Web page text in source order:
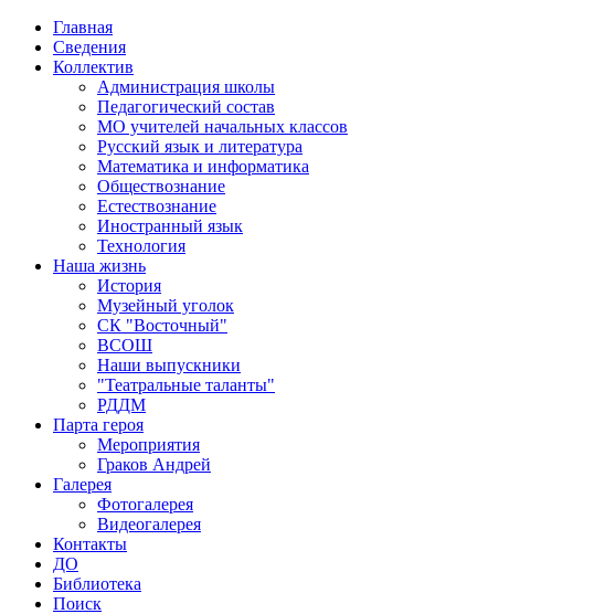
Главная
Сведения
Коллектив
Администрация школы
Педагогический состав
МО учителей начальных классов
Русский язык и литература
Математика и информатика
Обществознание
Естествознание
Иностранный язык
Технология
Наша жизнь
История
Музейный уголок
СК "Восточный"
ВСОШ
Наши выпускники
"Театральные таланты"
РДДМ
Парта героя
Мероприятия
Граков Андрей
Галерея
Фотогалерея
Видеогалерея
Контакты
ДО
Библиотека
Поиск